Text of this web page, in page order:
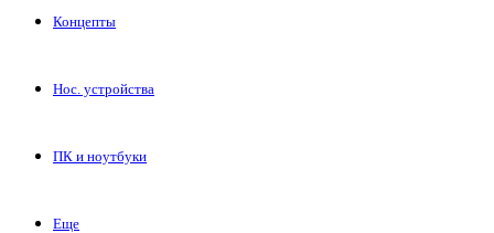
Концепты
Нос. устройства
ПК и ноутбуки
Еще